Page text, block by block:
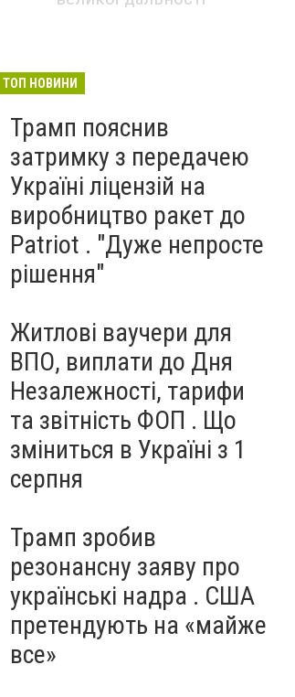
ТОП НОВИНИ
Трамп пояснив
затримку з передачею
Україні ліцензій на
виробництво ракет до
Patriot . "Дуже непросте
рішення"
Житлові ваучери для
ВПО, виплати до Дня
Незалежності, тарифи
та звітність ФОП . Що
зміниться в Україні з 1
серпня
Трамп зробив
резонансну заяву про
українські надра . США
претендують на «майже
все»